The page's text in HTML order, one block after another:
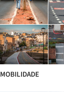
MOBILIDADE